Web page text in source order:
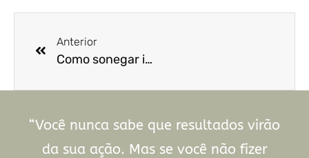
Anterior
Como sonegar imposto
“Você nunca sabe que resultados virão
da sua ação. Mas se você não fizer